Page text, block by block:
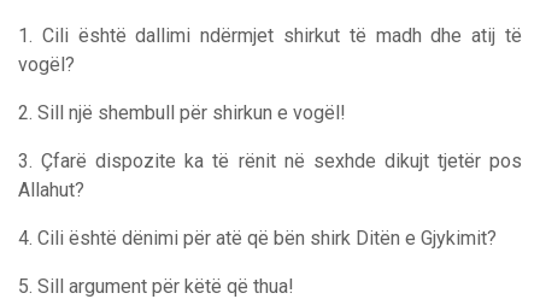
1. Cili është dallimi ndërmjet shirkut të madh dhe atij të
vogël?
2. Sill një shembull për shirkun e vogël!
3. Çfarë dispozite ka të rënit në sexhde dikujt tjetër pos
Allahut?
4. Cili është dënimi për atë që bën shirk Ditën e Gjykimit?
5. Sill argument për këtë që thua!